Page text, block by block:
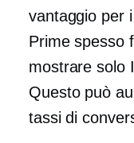
vantaggio per
Prime spesso
mostrare solo
Questo può
tassi di